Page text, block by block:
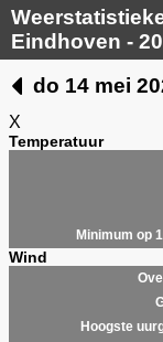
Eindhoven -
do 14 mei
X
Temperatuur
Minimum op
Wind
Hoogste